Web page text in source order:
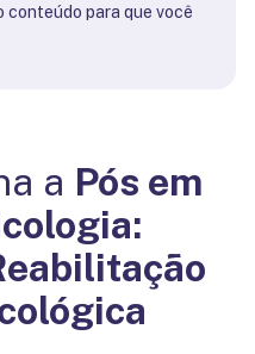
conteúdo para que você
a Pós em